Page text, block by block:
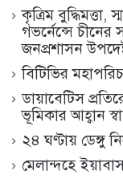
কৃত্রিম বুদ্ধিমত্তা,
গভর্নেন্সে
জনপ্রশাসন
বিটিভির
ডায়াবেটিস
ভূমিকার আহ্বান
২৪ ঘণ্টায় ডেঙ্গু
মেলান্দহে